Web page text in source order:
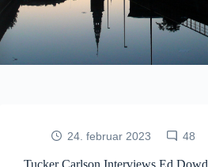
24. februar 2023 48
Tucker Carlson Interviews Ed Dowd